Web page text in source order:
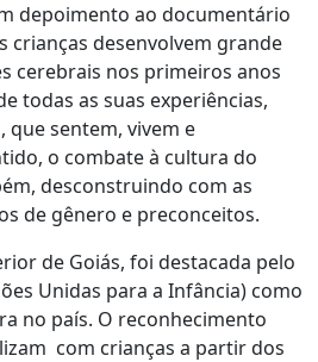
depoimento ao documentário
crianças desenvolvem grande
cerebrais nos primeiros anos
todas as suas experiências,
que sentem, vivem e
o combate à cultura do
desconstruindo com as
de gênero e preconceitos.
de Goiás, foi destacada pelo
Unidas para a Infância) como
no país. O reconhecimento
com crianças a partir dos